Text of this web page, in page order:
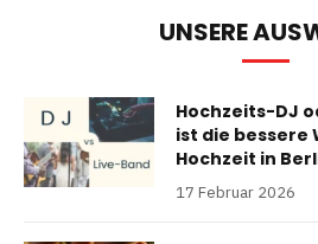
UNSERE
Hochzeits-DJ
ist die bessere
Hochzeit in
17 Februar 2026